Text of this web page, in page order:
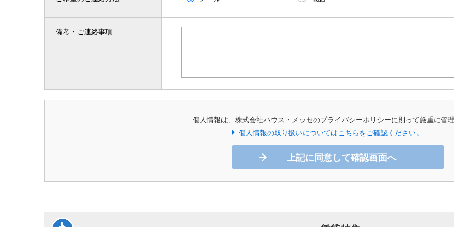
備考・ご連絡事項
個人情報は、株式会社ハウス・メッセのプライバシーポリシーに則って厳重に管理
個人情報の取り扱いについてはこちらをご確認ください。
上記に同意して確認画面へ